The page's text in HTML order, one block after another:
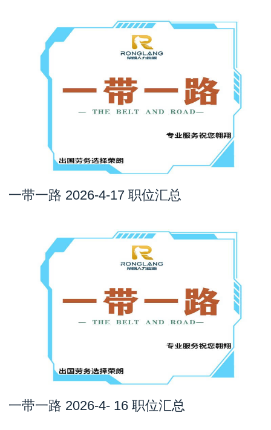
一带一路 2026-4-17 职位汇总
一带一路 2026-4- 16 职位汇总